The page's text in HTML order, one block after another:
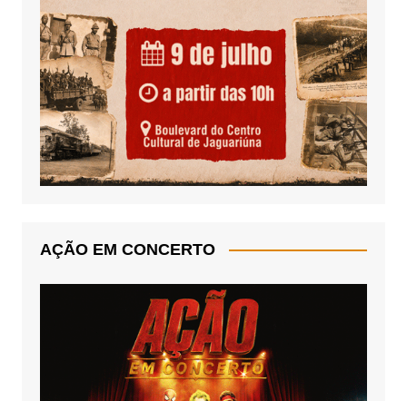
AÇÃO EM CONCERTO